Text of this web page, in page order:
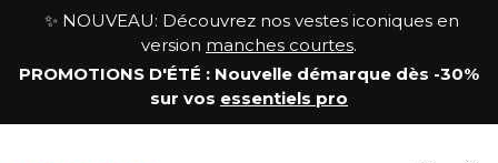
✨ NOUVEAU: Découvrez nos vestes iconiques en
version manches courtes.
PROMOTIONS D'ÉTÉ : Nouvelle démarque dès -30%
sur vos essentiels pro